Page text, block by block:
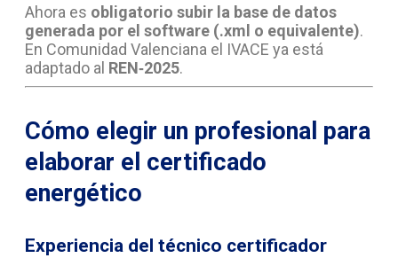
Ahora es obligatorio subir la base de datos
generada por el software (.xml o equivalente).
En Comunidad Valenciana el IVACE ya está
adaptado al REN‑2025.
Cómo elegir un profesional para
elaborar el certificado
energético
Experiencia del técnico certificador